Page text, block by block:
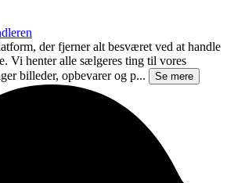
der fjerner alt besværet ved at handle
Vi henter alle sælgeres ting til vores
billeder, opbevarer og p...
Se mere